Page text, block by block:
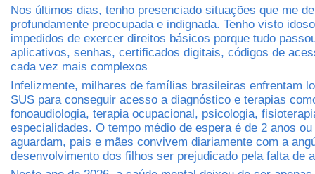
Nos últimos dias, tenho presenciado situações que me
profundamente preocupada e indignada. Tenho visto
impedidos de exercer direitos básicos porque tudo
aplicativos, senhas, certificados digitais, códigos de
cada vez mais complexos
Infelizmente, milhares de famílias brasileiras enfrentam
SUS para conseguir acesso a diagnóstico e terapias
fonoaudiologia, terapia ocupacional, psicologia,
especialidades. O tempo médio de espera é de 2 anos
aguardam, pais e mães convivem diariamente com a
desenvolvimento dos filhos ser prejudicado pela falta de